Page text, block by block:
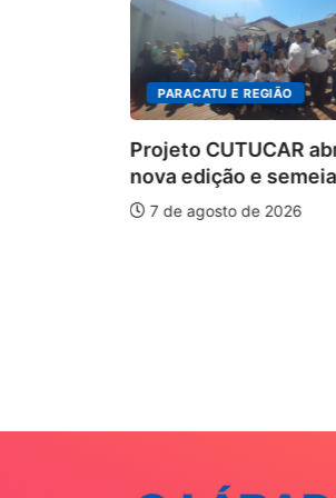
PARACATU E REGIÃO
Projeto CUTUCAR abre
nova edição e semeia...
7 de agosto de 2026